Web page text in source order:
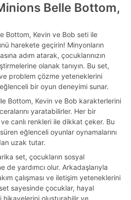
Belle Bottom,
Bottom, Kevin ve Bob seti ile
harekete geçirin! Minyonların
adım atarak, çocuklarınızın
olanak tanıyın. Bu set,
problem çözme yeteneklerini
bir oyun deneyimi sunar.
Bottom, Kevin ve Bob karakterlerini
yaratabilirler. Her bir
ve canlı renkleri ile dikkat çeker. Bu
eğlenceli oyunlar oynamalarını
uzak tutar.
set, çocukların sosyal
de yardımcı olur. Arkadaşlarıyla
çalışması ve iletişim yeteneklerini
sayesinde çocuklar, hayal
oluşturabilir ve